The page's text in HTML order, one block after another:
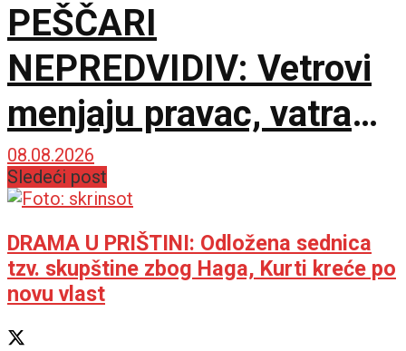
PEŠČARI
NEPREDVIDIV: Vetrovi
menjaju pravac, vatra
zahvatila oko 1.500
hektara
08.08.2026
Sledeći post
DRAMA U PRIŠTINI: Odložena sednica
tzv. skupštine zbog Haga, Kurti kreće po
novu vlast